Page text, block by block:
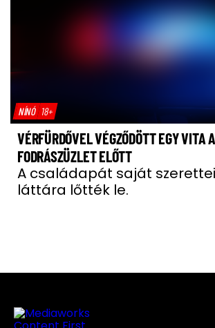
NÍNÓ 18+
VÉRFÜRDŐVEL VÉGZŐDÖTT EGY VITA A
FODRÁSZÜZLET ELŐTT
A családapát saját
láttára lőtték le.